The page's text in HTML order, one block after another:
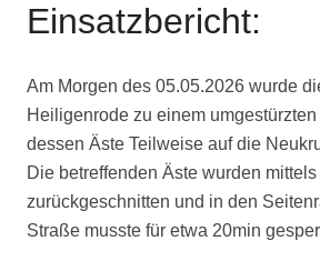
Einsatzbericht:
Am Morgen des 05.05.2026 wurde
Heiligenrode zu einem
dessen Äste Teilweise auf die
Die betreffenden Äste wurden
zurückgeschnitten und in den
Straße musste für etwa 20min